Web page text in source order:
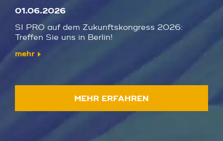
01.06.2026
SI PRO auf dem Zukunftskongress 2026:
Treffen Sie uns in Berlin!
mehr
MEHR ERFAHREN